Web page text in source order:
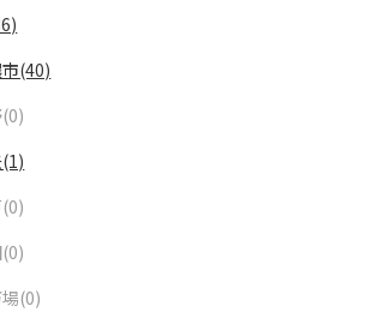
(40)
(0)